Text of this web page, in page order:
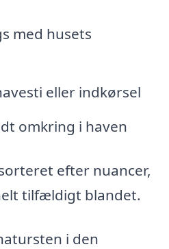
med husets
eller indkørsel
omkring i haven
efter nuancer,
tilfældigt blandet.
i den